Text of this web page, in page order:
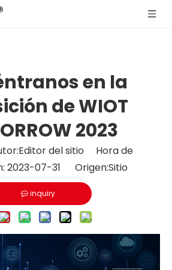
en la
de WIOT
2023
del sitio Hora de
2023-07-31 Origen:Sitio
inquiry